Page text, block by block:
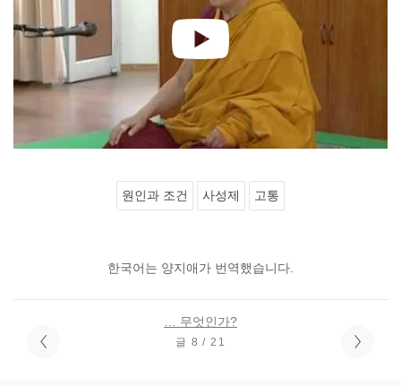
원인과 조건 사성제 고통
한국어는 양지애가 번역했습니다.
… 무엇인가?
글 8 / 21